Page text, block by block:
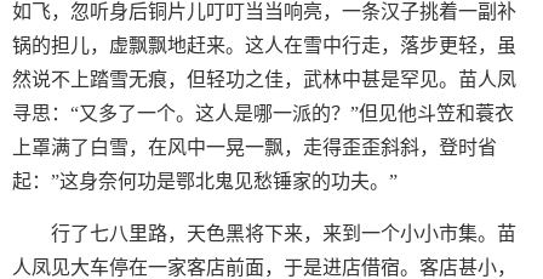
如飞，忽听身后铜片儿叮叮当当响亮，一条汉子挑着一副补
锅的担儿，虚飘飘地赶来。这人在雪中行走，落步更轻，虽
然说不上踏雪无痕，但轻功之佳，武林中甚是罕见。苗人凤
寻思：“又多了一个。这人是哪一派的？”但见他斗笠和蓑衣
上罩满了白雪，在风中一晃一飘，走得歪歪斜斜，登时省
起：”这身奈何功是鄂北鬼见愁锤家的功夫。”
行了七八里路，天色黑将下来，来到一个小小市集。苗
人凤见大车停在一家客店前面，于是进店借宿。客店甚小，